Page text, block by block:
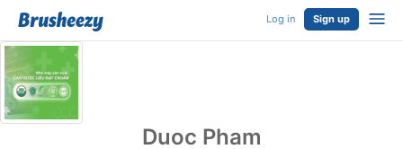
Log in Sign up
Duoc Pham